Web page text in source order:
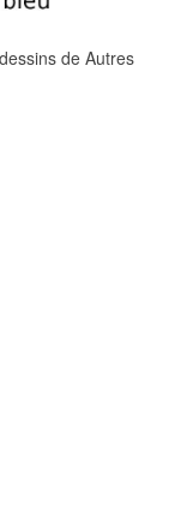
de Autres